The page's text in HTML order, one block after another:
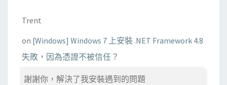
Trent
on [Windows] Windows 7 上安裝 .NET Framework 4.8
失敗，因為憑證不被信任？
謝謝你，解決了我安裝遇到的問題